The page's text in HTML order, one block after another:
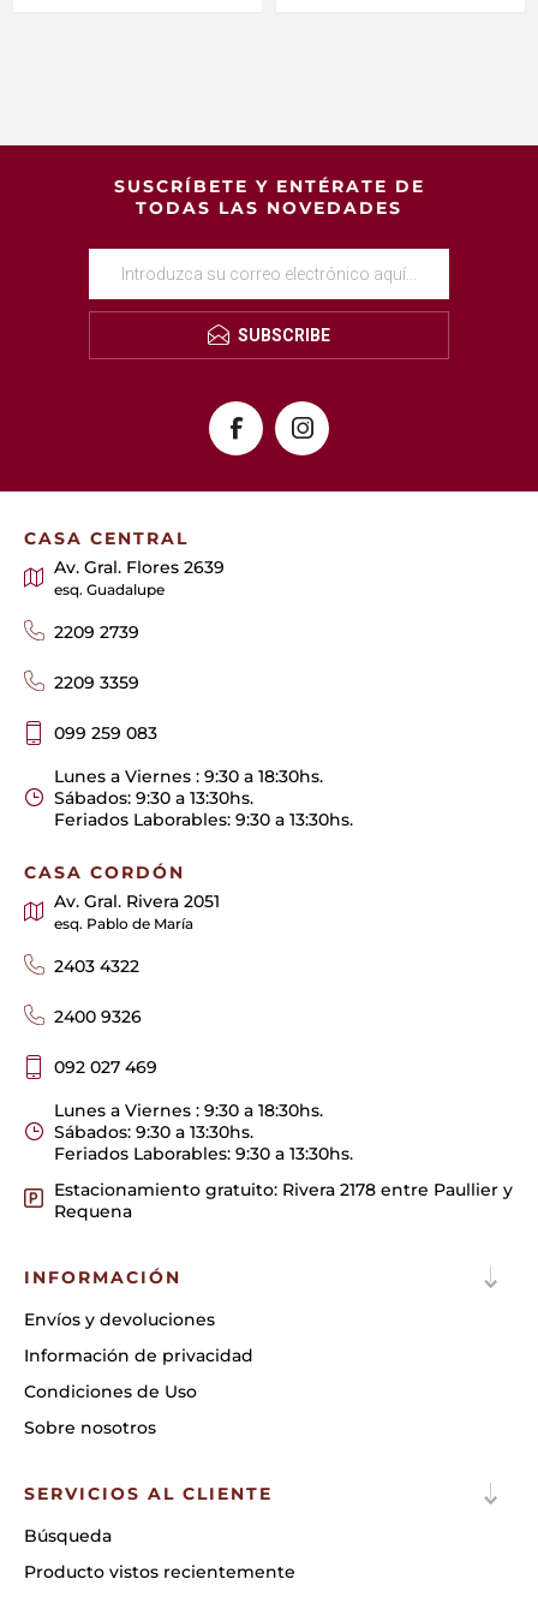
SUSCRÍBETE Y ENTÉRATE DE
TODAS LAS NOVEDADES
SUBSCRIBE
CASA CENTRAL
Av. Gral. Flores 2639
esq. Guadalupe
2209 2739
2209 3359
099 259 083
Lunes a Viernes : 9:30 a 18:30hs.
Sábados: 9:30 a 13:30hs.
Feriados Laborables: 9:30 a 13:30hs.
CASA CORDÓN
Av. Gral. Rivera 2051
esq. Pablo de María
2403 4322
2400 9326
092 027 469
Lunes a Viernes : 9:30 a 18:30hs.
Sábados: 9:30 a 13:30hs.
Feriados Laborables: 9:30 a 13:30hs.
Estacionamiento gratuito: Rivera 2178 entre Paullier y
Requena
INFORMACIÓN
Envíos y devoluciones
Información de privacidad
Condiciones de Uso
Sobre nosotros
SERVICIOS AL CLIENTE
Búsqueda
Producto vistos recientemente